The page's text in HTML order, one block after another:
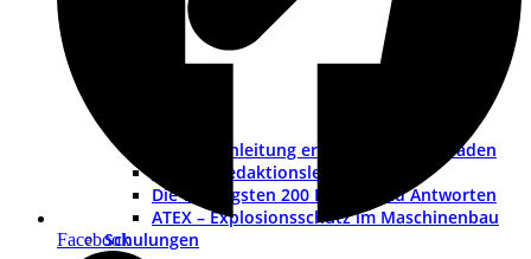
Betriebsanleitung erstellen – ein Leitfaden
Muster-Redaktionsleitfaden
Die wichtigsten 200 Fragen und Antworten
ATEX – Explosionsschutz im Maschinenbau
Schulungen
Facebook